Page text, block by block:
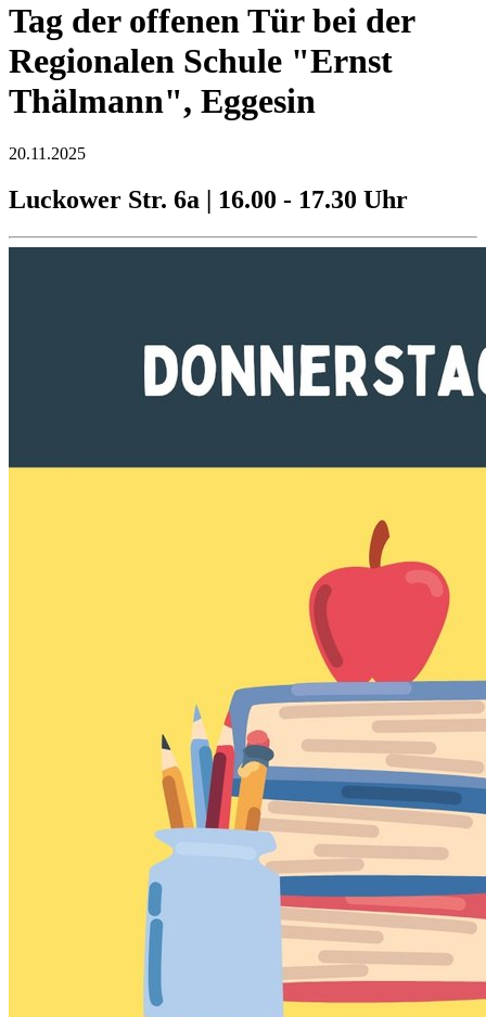
Tag der offenen Tür bei der
Regionalen Schule "Ernst
Thälmann", Eggesin
20.11.2025
Luckower Str. 6a | 16.00 - 17.30 Uhr